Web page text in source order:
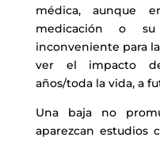
médica, aunque
medicación o
inconveniente para
ver el impacto
años/toda la vida, a
Una baja no
aparezcan estudios